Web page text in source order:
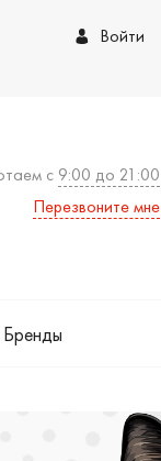
Войти
с 9:00 до 21:00
Перезвоните мне
Бренды